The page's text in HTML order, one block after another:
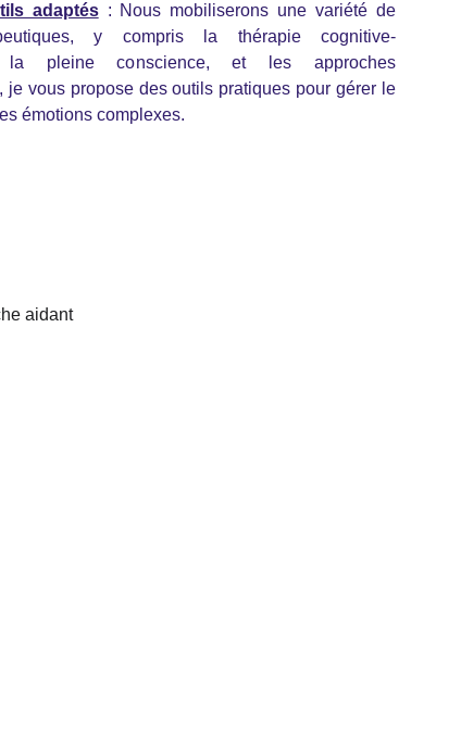
adaptés: Nous mobiliserons une variété de
y compris la thérapie cognitive-
la pleine conscience, et les approches
je vous propose des outils pratiques pour gérer le
émotions complexes.